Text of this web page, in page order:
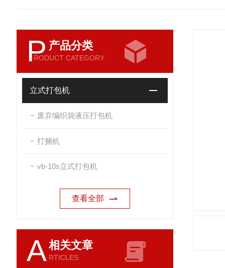
P 产品分类
RODUCT CATEGORY
立式打包机
废弃编织袋液压打包机
打捆机
vb-10s立式打包机
查看全部
A相关文章
RTICLES